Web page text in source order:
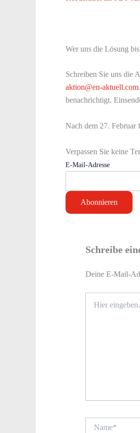
Wer uns die Lösung
Schreiben Sie uns die
aktion@en-aktuell.com
benachrichtigt.
Nach dem 27. Februar
Verpassen Sie keine
E-Mail-Adresse
Schreibe
Deine E-Mail-
eingeben…